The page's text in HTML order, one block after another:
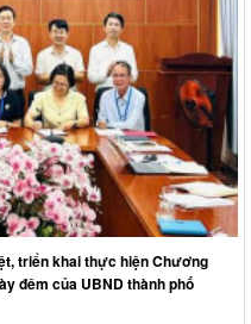
triển khai thực hiện Chương
đêm của UBND thành phố